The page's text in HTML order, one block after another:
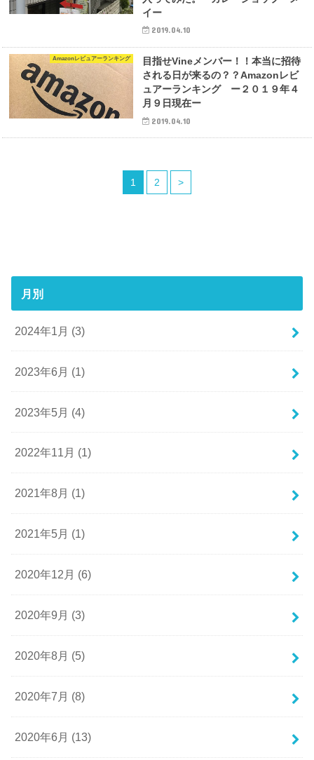
イー
2019.04.10
Amazonレビュアーランキング
目指せVineメンバー！！本当に招待
される日が来るの？？Amazonレビ
ュアーランキング ー２０１９年４
月９日現在ー
2019.04.10
1 2 >
月別
2024年1月 (3)
2023年6月 (1)
2023年5月 (4)
2022年11月 (1)
2021年8月 (1)
2021年5月 (1)
2020年12月 (6)
2020年9月 (3)
2020年8月 (5)
2020年7月 (8)
2020年6月 (13)